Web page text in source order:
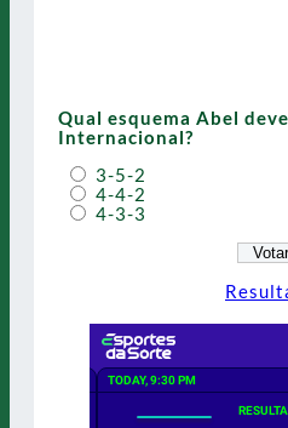
Qual esquema Abel
Internacional?
3-5-2
4-4-2
4-3-3